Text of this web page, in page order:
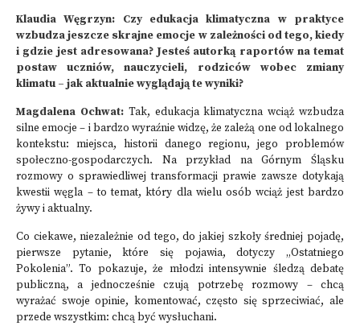
Klaudia Węgrzyn: Czy edukacja klimatyczna w praktyce
wzbudza jeszcze skrajne emocje w zależności od tego, kiedy
i gdzie jest adresowana? Jesteś autorką raportów na temat
postaw uczniów, nauczycieli, rodziców wobec zmiany
klimatu – jak aktualnie wyglądają te wyniki?
Magdalena Ochwat: Tak, edukacja klimatyczna wciąż wzbudza
silne emocje – i bardzo wyraźnie widzę, że zależą one od lokalnego
kontekstu: miejsca, historii danego regionu, jego problemów
społeczno-gospodarczych. Na przykład na Górnym Śląsku
rozmowy o sprawiedliwej transformacji prawie zawsze dotykają
kwestii węgla – to temat, który dla wielu osób wciąż jest bardzo
żywy i aktualny.
Co ciekawe, niezależnie od tego, do jakiej szkoły średniej pojadę,
pierwsze pytanie, które się pojawia, dotyczy „Ostatniego
Pokolenia”. To pokazuje, że młodzi intensywnie śledzą debatę
publiczną, a jednocześnie czują potrzebę rozmowy – chcą
wyrażać swoje opinie, komentować, często się sprzeciwiać, ale
przede wszystkim: chcą być wysłuchani.